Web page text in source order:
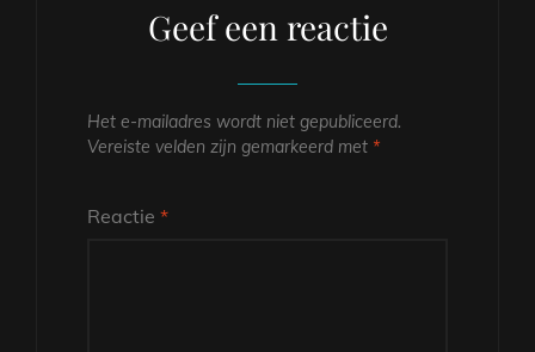
Geef een reactie
Het e-mailadres wordt niet gepubliceerd.
Vereiste velden zijn gemarkeerd met *
Reactie *